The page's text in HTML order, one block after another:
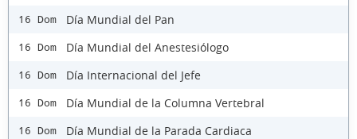
16 Dom Día Mundial del Pan
16 Dom Día Mundial del Anestesiólogo
16 Dom Día Internacional del Jefe
16 Dom Día Mundial de la Columna Vertebral
16 Dom Día Mundial de la Parada Cardiaca